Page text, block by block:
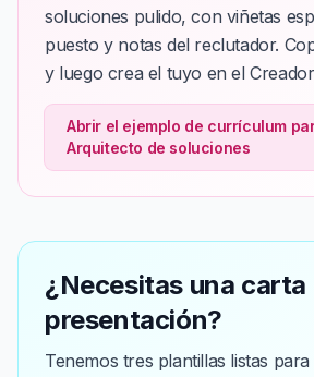
soluciones pulido, con viñetas
puesto y notas del reclutador.
y luego crea el tuyo en el Creador
Abrir el ejemplo de currículum
Arquitecto de soluciones
¿Necesitas una carta
presentación?
Tenemos tres plantillas listas